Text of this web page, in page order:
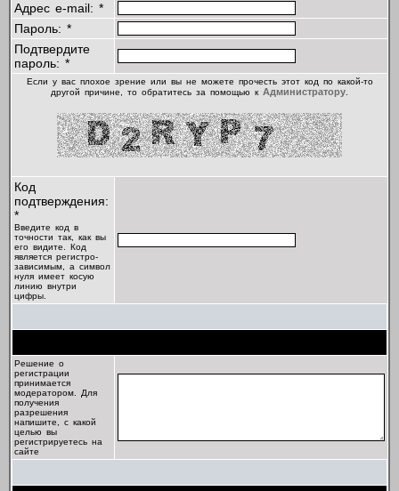
Адрес e-mail: *
Пароль: *
Подтвердите
пароль: *
Если у вас плохое зрение или вы не можете прочесть этот код по какой-то
другой причине, то обратитесь за помощью к Администратору
Код
подтверждения:
*
Введите код в
точности так, как вы
его видите. Код
является регистро-
зависимым, а символ
нуля имеет косую
линию внутри
цифры.
Решение о
регистрации
принимается
модератором. Для
получения
разрешения
напишите, с какой
целью вы
регистрируетесь на
сайте